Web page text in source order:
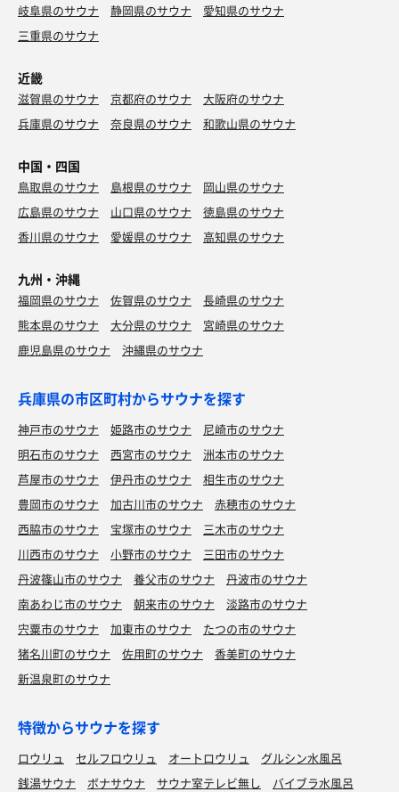
岐阜県のサウナ 静岡県のサウナ
愛知県のサウナ
三重県のサウナ
近畿
滋賀県のサウナ 京都府のサウナ
大阪府のサウナ
兵庫県のサウナ
奈良県のサウナ 和歌山県のサウナ
中国・四国
鳥取県のサウナ 島根県のサウナ
岡山県のサウナ
広島県のサウナ
山口県のサウナ
徳島県のサウナ
香川県のサウナ
愛媛県のサウナ 高知県のサウナ
九州・沖縄
福岡県のサウナ 佐賀県のサウナ
長崎県のサウナ
熊本県のサウナ
大分県のサウナ
宮崎県のサウナ
鹿児島県のサウナ
沖縄県のサウナ
兵庫県の市区町村からサウナを探す
神戸市のサウナ 姫路市のサウナ
尼崎市のサウナ
明石市のサウナ
西宮市のサウナ
洲本市のサウナ
芦屋市のサウナ
伊丹市のサウナ
相生市のサウナ
豊岡市のサウナ
加古川市のサウナ
赤穂市のサウナ
西脇市のサウナ
宝塚市のサウナ
三木市のサウナ
川西市のサウナ
小野市のサウナ
三田市のサウナ
丹波篠山市のサウナ
養父市のサウナ
丹波市のサウナ
南あわじ市のサウナ
朝来市のサウナ
淡路市のサウナ
宍粟市のサウナ
加東市のサウナ
たつの市のサウナ
猪名川町のサウナ
佐用町のサウナ
香美町のサウナ
新温泉町のサウナ
特徴からサウナを探す
ロウリュ セルフロウリュ オートロウリュ
グルシン水風呂
銭湯サウナ
ボナサウナ サウナ室テレビ無し
バイブラ水風呂